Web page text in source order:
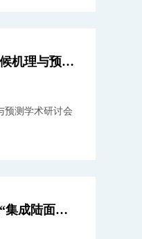
城市院科研人员参加极端气候机理与预测学术研讨会
预测学术研讨会
北京市气象局重点创新团队“集成陆面模式关键技术研发”召开 2026 年年中会议